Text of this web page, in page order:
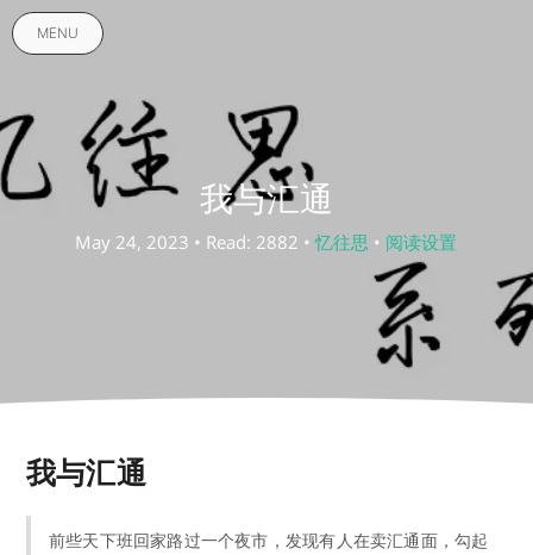
MENU
我与汇通
May 24, 2023 • Read: 2882 •忆往思 • 阅读设置
我与汇通
前些天下班回家路过一个夜市，发现有人在卖汇通面，勾起